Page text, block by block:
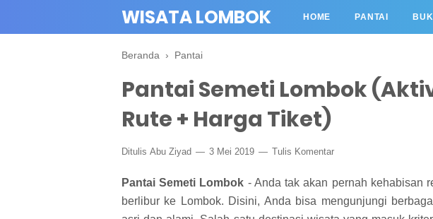
WISATA LOMBOK HOME PANTAI
Beranda › Pantai
Pantai Semeti Lombok
Rute + Harga Tiket)
Ditulis Abu Ziyad 3 Mei 2019 Tulis Komentar
Pantai Semeti Lombok - Anda tak akan pernah kehabisan
berlibur ke Lombok. Disini, Anda bisa mengunjungi